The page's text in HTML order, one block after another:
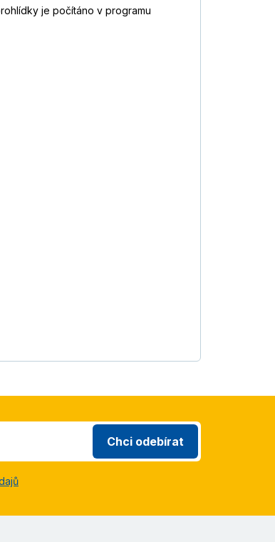
je počítáno v programu
Chci odebírat